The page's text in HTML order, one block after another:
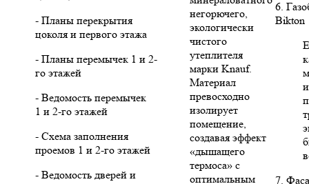
- Планы перекрытия
цоколя и первого этажа
- Планы перемычек 1 и 2-
го этажей
- Ведомость перемычек
1 и 2-го этажей
- Схема заполнения
проемов 1 и 2-го этажей
- Ведомость дверей и
негорючего,
экологически
чистого
утеплителя
марки Knauf.
Материал
превосходно
изолирует
помещение,
создавая эффект
«дышащего
термоса» с
оптимальным
6.
Bikton
7.